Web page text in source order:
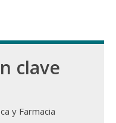
clave
y Farmacia